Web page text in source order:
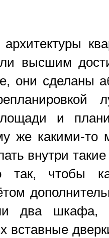
высшим
они сделаны
и
же какими-то
внутри
так, чтобы
два шкафа,
вставные